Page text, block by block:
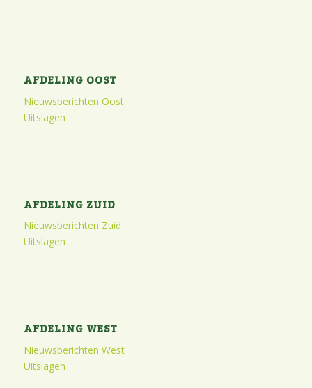
AFDELING OOST
Nieuwsberichten Oost
Uitslagen
AFDELING ZUID
Nieuwsberichten Zuid
Uitslagen
AFDELING WEST
Nieuwsberichten West
Uitslagen